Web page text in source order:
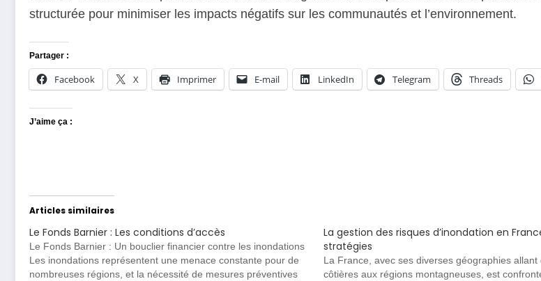
structurée pour minimiser les impacts négatifs sur les communautés et l’environnement.
Partager :
Facebook X Imprimer E-mail LinkedIn Telegram Threads
J’aime ça :
Articles similaires
Le Fonds Barnier : Les conditions d’accès
Le Fonds Barnier : Un bouclier financier contre les inondations
Les inondations représentent une menace constante pour de
nombreuses régions, et la nécessité de mesures préventives
La gestion des risques d’inondation en
stratégies
La France, avec ses diverses géographies allant
côtières aux régions montagneuses, est